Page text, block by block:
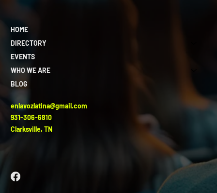
HOME
DIRECTORY
EVENTS
WHO WE ARE
BLOG
enlavozlatina@gmail.com
931-306-6810
Clarksville, TN